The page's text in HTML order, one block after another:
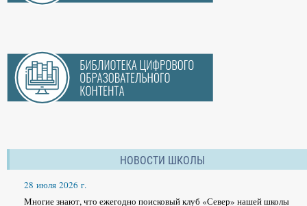
НОВОСТИ ШКОЛЫ
28 июля 2026 г.
Многие знают, что ежегодно поисковый клуб «Север» нашей школы